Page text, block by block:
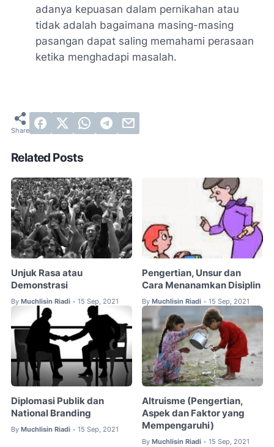
adanya kepuasan dalam pernikahan atau
tidak adalah bagaimana masing-masing
pasangan dapat saling memahami perasaan
ketika menghadapi masalah.
Related Posts
Unjuk Rasa atau
Demonstrasi
By Muchlisin Riadi • 15 Sep, 2021
Pengertian, Unsur dan
Cara Menanamkan Disiplin
By Muchlisin Riadi • 15 Sep, 2021
Diplomasi Publik dan
National Branding
By Muchlisin Riadi • 15 Sep, 2021
Altruisme (Pengertian,
Aspek dan Faktor yang
Mempengaruhi)
By Muchlisin Riadi • 15 Sep, 2021